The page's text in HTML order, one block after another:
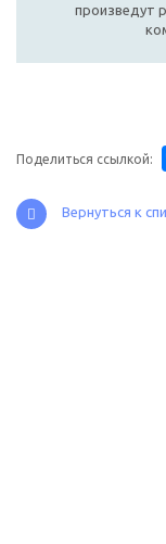
произведут
Поделиться ссылкой:
Вернуться к